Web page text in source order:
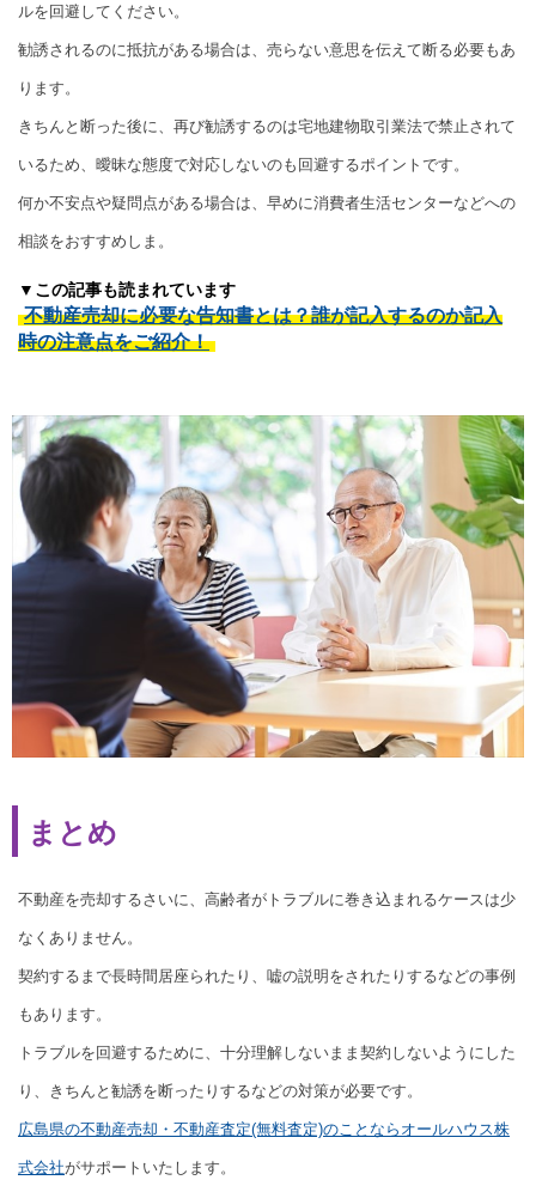
ルを回避してください。
勧誘されるのに抵抗がある場合は、売らない意思を伝えて断る必要もあ
ります。
きちんと断った後に、再び勧誘するのは宅地建物取引業法で禁止されて
いるため、曖昧な態度で対応しないのも回避するポイントです。
何か不安点や疑問点がある場合は、早めに消費者生活センターなどへの
相談をおすすめしま。
▼この記事も読まれています
不動産売却に必要な告知書とは？誰が記入するのか記入
時の注意点をご紹介！
まとめ
不動産を売却するさいに、高齢者がトラブルに巻き込まれるケースは少
なくありません。
契約するまで長時間居座られたり、嘘の説明をされたりするなどの事例
もあります。
トラブルを回避するために、十分理解しないまま契約しないようにした
り、きちんと勧誘を断ったりするなどの対策が必要です。
広島県の不動産売却・不動産査定(無料査定)のことならオールハウス株
式会社がサポートいたします。